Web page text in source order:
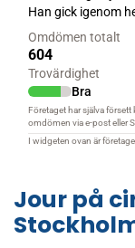
Jour på